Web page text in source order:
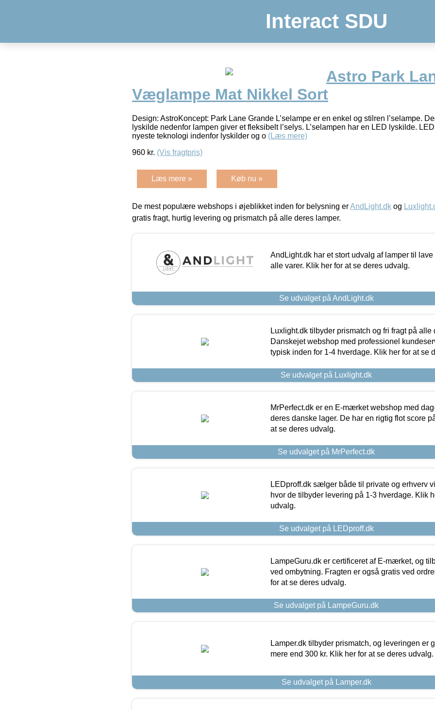
Interact SDU
Astro Park
Væglampe Mat Nikkel Sort
Design: AstroKoncept: Park Lane Grande L’selampe er en enkel og stilren l’selampe.
lyskilde nedenfor lampen giver et fleksibelt l’selys. L’selampen har en LED lyskilde.
nyeste teknologi indenfor lyskilder og o (Læs mere)
960 kr. (Vis fragtpris)
Læs mere » Køb nu »
De mest populære webshops i øjeblikket inden for belysning erAndLight.dk og
gratis fragt, hurtig levering og prismatch på alle deres lamper.
AndLight.dk har et stort udvalg af lamper til lave
alle varer. Klik her for at se deres udvalg.
Se udvalget på AndLight.dk
Luxlight.dk tilbyder prismatch og fri fragt på alle
Danskejet webshop med professionel
typisk inden for 1-4 hverdage. Klik her for at se
Se udvalget på Luxlight.dk
MrPerfect.dk er en E-mærket webshop med
deres danske lager. De har en rigtig flot score
at se deres udvalg.
Se udvalget på MrPerfect.dk
LEDproff.dk sælger både til private og erhverv
hvor de tilbyder levering på 1-3 hverdage. Klik
udvalg.
Se udvalget på LEDproff.dk
LampeGuru.dk er certificeret af E-mærket, og
ved ombytning. Fragten er også gratis ved
for at se deres udvalg.
Se udvalget på LampeGuru.dk
Lamper.dk tilbyder prismatch, og leveringen er
mere end 300 kr. Klik her for at se deres udvalg.
Se udvalget på Lamper.dk